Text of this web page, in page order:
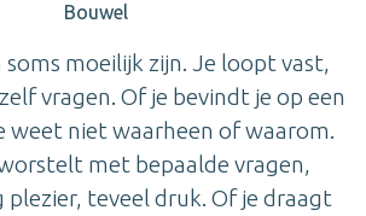
Bouwel
moeilijk zijn. Je loopt vast,
vragen. Of je bevindt je op een
weet niet waarheen of waarom.
met bepaalde vragen,
plezier, teveel druk. Of je draagt